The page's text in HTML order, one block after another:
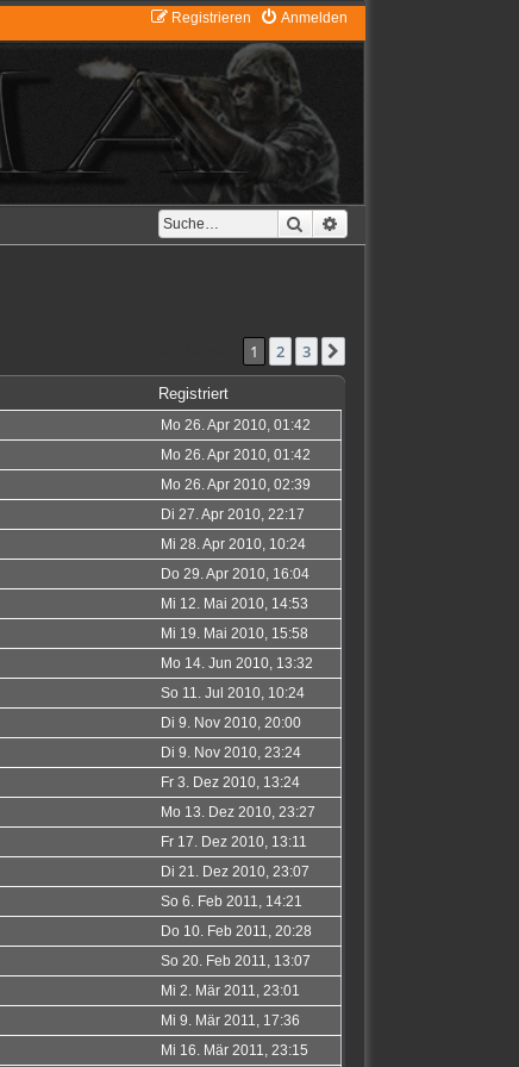
Anmelden
Registrieren
Suche
1 2 3
Registriert
Mo 26. Apr 2010, 01:42
Mo 26. Apr 2010, 01:42
Mo 26. Apr 2010, 02:39
Di 27. Apr 2010, 22:17
Mi 28. Apr 2010, 10:24
Do 29. Apr 2010, 16:04
Mi 12. Mai 2010, 14:53
Mi 19. Mai 2010, 15:58
Mo 14. Jun 2010, 13:32
So 11. Jul 2010, 10:24
Di 9. Nov 2010, 20:00
Di 9. Nov 2010, 23:24
Fr 3. Dez 2010, 13:24
Mo 13. Dez 2010, 23:27
Fr 17. Dez 2010, 13:11
Di 21. Dez 2010, 23:07
So 6. Feb 2011, 14:21
Do 10. Feb 2011, 20:28
So 20. Feb 2011, 13:07
Mi 2. Mär 2011, 23:01
Mi 9. Mär 2011, 17:36
Mi 16. Mär 2011, 23:15